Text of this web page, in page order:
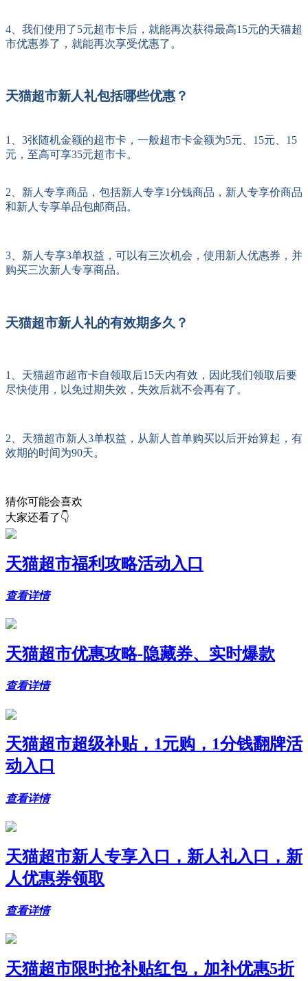
4、我们使用了5元超市卡后，就能再次获得最高15元的天猫超
市优惠券了，就能再次享受优惠了。
天猫超市新人礼包括哪些优惠？
1、3张随机金额的超市卡，一般超市卡金额为5元、15元、15
元，至高可享35元超市卡。
2、新人专享商品，包括新人专享1分钱商品，新人专享价商品
和新人专享单品包邮商品。
3、新人专享3单权益，可以有三次机会，使用新人优惠券，并
购买三次新人专享商品。
天猫超市新人礼的有效期多久？
1、天猫超市超市卡自领取后15天内有效，因此我们领取后要
尽快使用，以免过期失效，失效后就不会再有了。
2、天猫超市新人3单权益，从新人首单购买以后开始算起，有
效期的时间为90天。
猜你可能会喜欢
大家还看了👇
天猫超市福利攻略活动入口
查看详情
天猫超市优惠攻略-隐藏券、实时爆款
查看详情
天猫超市超级补贴，1元购，1分钱翻牌活
动入口
查看详情
天猫超市新人专享入口，新人礼入口，新
人优惠券领取
查看详情
天猫超市限时抢补贴红包，加补优惠5折